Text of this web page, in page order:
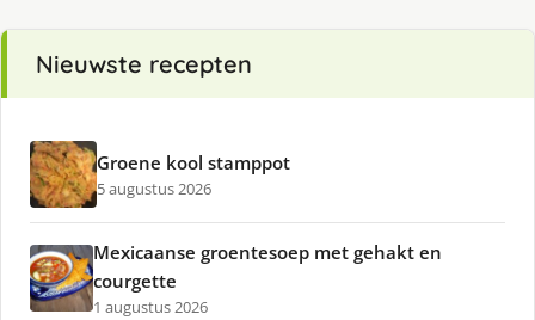
Nieuwste recepten
Groene kool stamppot
5 augustus 2026
Mexicaanse groentesoep met gehakt en
courgette
1 augustus 2026